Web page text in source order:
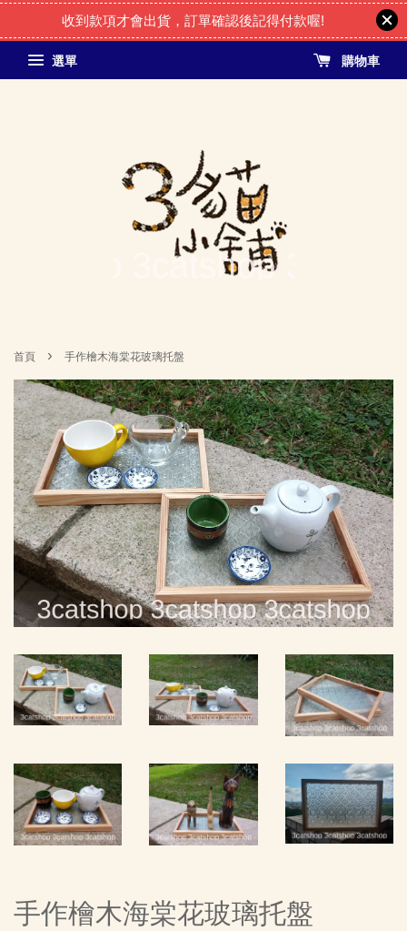
收到款項才會出貨，訂單確認後記得付款喔!
選單 購物車
首頁 › 手作檜木海棠花玻璃托盤
手作檜木海棠花玻璃托盤